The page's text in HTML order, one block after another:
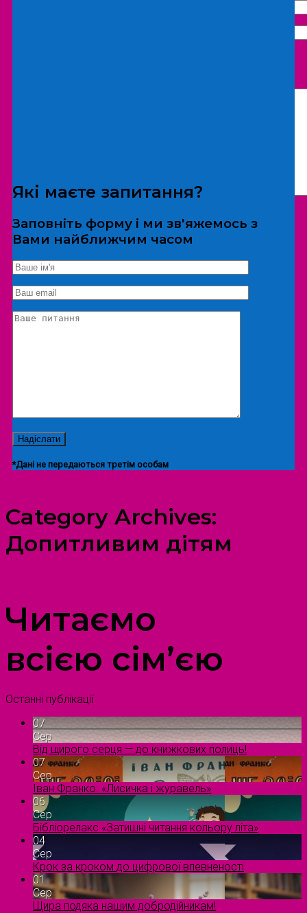
*Дані не передаються третім особам
Екскурсія/локація
Які маєте запитання?
Заповніть форму і ми зв'яжемось з
Вами найближчим часом
*Дані не передаються третім особам
Category Archives:
Допитливим дітям
Читаємо
всією сім’єю
Останні публікації
07
Сер
Від щирого серця — до книжкових полиць!
07
Сер
Іван Франко. «Лисичка і журавель»
06
Сер
Бібліорелакс «Затишні читання кольору літа»
04
Сер
Крок за кроком до цифрової впевненості
01
Сер
Щира подяка нашим добродійникам!